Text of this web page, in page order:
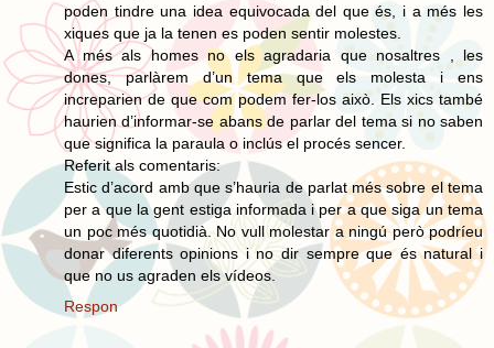
poden tindre una idea equivocada del que és, i a més les
xiques que ja la tenen es poden sentir molestes.
A més als homes no els agradaria que nosaltres , les
dones, parlàrem d’un tema que els molesta i ens
increparien de que com podem fer-los això. Els xics també
haurien d’informar-se abans de parlar del tema si no saben
que significa la paraula o inclús el procés sencer.
Referit als comentaris:
Estic d’acord amb que s’hauria de parlat més sobre el tema
per a que la gent estiga informada i per a que siga un tema
un poc més quotidià. No vull molestar a ningú però podríeu
donar diferents opinions i no dir sempre que és natural i
que no us agraden els vídeos.
Respon